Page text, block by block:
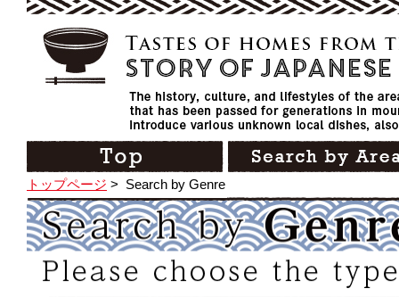
トップページ > Search by Genre